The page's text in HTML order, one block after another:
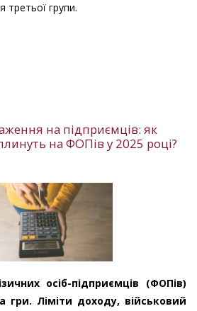
третьої групи.
на підприємців: як
на ФОПів у 2025 році?
осіб-підприємців (ФОПів)
гри. Ліміти доходу, військовий